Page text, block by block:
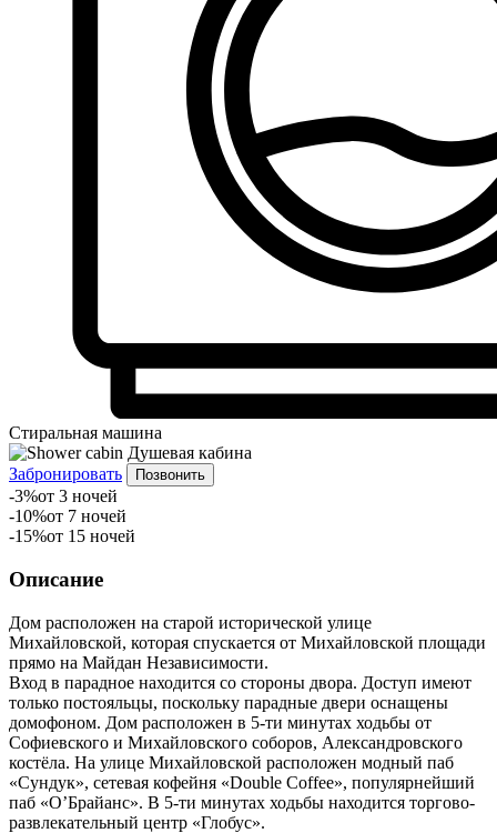
Стиральная машина
Душевая кабина
Забронировать
Позвонить
-3%от 3 ночей
-10%от 7 ночей
-15%от 15 ночей
Описание
Дом расположен на старой исторической улице
Михайловской, которая спускается от Михайловской площади
прямо на Майдан Независимости.
Вход в парадное находится со стороны двора. Доступ имеют
только постояльцы, поскольку парадные двери оснащены
домофоном. Дом расположен в 5-ти минутах ходьбы от
Софиевского и Михайловского соборов, Александровского
костёла. На улице Михайловской расположен модный паб
«Сундук», сетевая кофейня «Double Coffee», популярнейший
паб «О’Брайанс». В 5-ти минутах ходьбы находится торгово-
развлекательный центр «Глобус».